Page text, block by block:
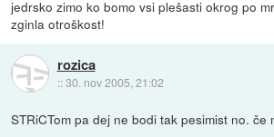
jedrsko zimo ko bomo vsi plešasti okrog po
zginla otroškost!
rozica
::30. nov 2005, 21:02
STRiCTom pa dej ne bodi tak pesimist no.